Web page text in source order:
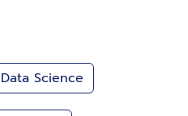
Data Science